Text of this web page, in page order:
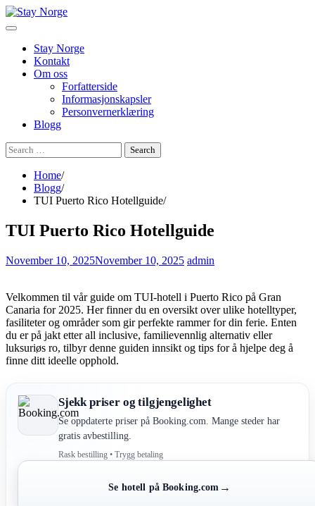
Skip
to
Stay Norge
Kontakt
Om oss
Forfatterside
Informasjonskapsler
Personvernerklæring
Blogg
Search
for:
Home
Blogg
TUI Puerto Rico Hotellguide
TUI Puerto Rico Hotellguide
November 10, 2025November 10, 2025 admin
Velkommen til vår guide om TUI-hotell i Puerto Rico på Gran
Canaria for 2025. Her finner du en oversikt over ulike hotelltyper,
fasiliteter og områder som gir perfekte rammer for din ferie. Enten
du er på jakt etter all inclusive, familievennlig alternativ eller
luksuriøs ro, tilbyr denne guiden innsikt og tips for å hjelpe deg å
finne ditt ideelle opphold.
Sjekk priser og tilgjengelighet
Se oppdaterte priser på Booking.com. Mange steder har
gratis avbestilling.
Rask bestilling • Trygg betaling
Se hotell på Booking.com →